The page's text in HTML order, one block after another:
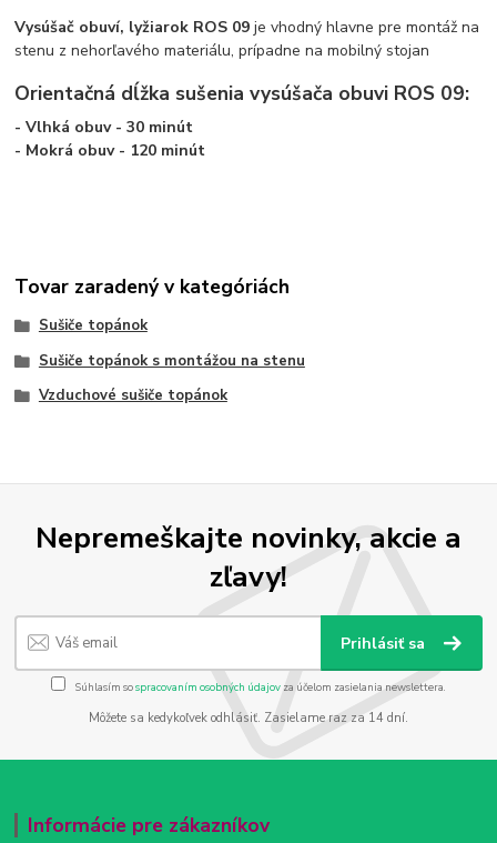
Vysúšač obuví, lyžiarok ROS 09 je vhodný hlavne pre montáž na
stenu z nehorľavého materiálu, prípadne na mobilný stojan
Orientačná dĺžka sušenia vysúšača obuvi ROS 09:
- Vlhká obuv - 30 minút
- Mokrá obuv - 120 minút
Tovar zaradený v kategóriách
Sušiče topánok
Sušiče topánok s montážou na stenu
Vzduchové sušiče topánok
Nepremeškajte novinky, akcie a
zľavy!
Prihlásiť sa
Súhlasím sospracovaním osobných údajov za účelom zasielania newslettera.
Môžete sa kedykoľvek odhlásiť. Zasielame raz za 14 dní.
Informácie pre zákazníkov